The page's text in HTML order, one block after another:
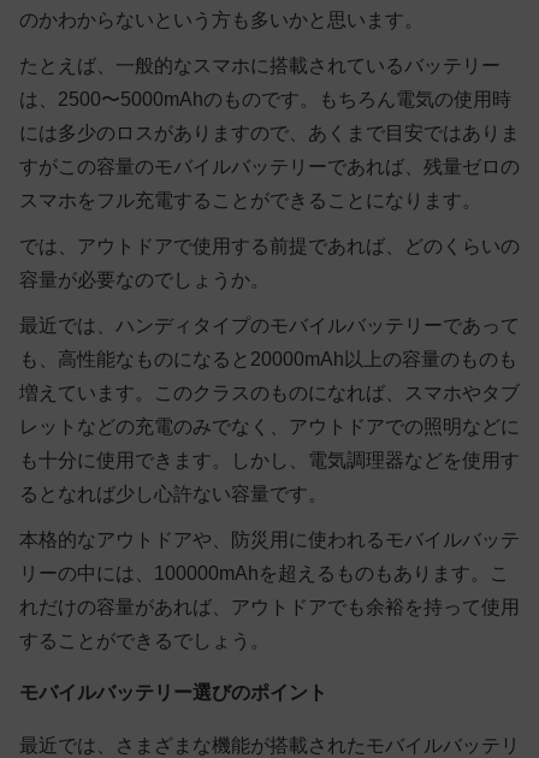
のかわからないという方も多いかと思います。
たとえば、一般的なスマホに搭載されているバッテリー
は、2500〜5000mAhのものです。もちろん電気の使用時
には多少のロスがありますので、あくまで目安ではありま
すがこの容量のモバイルバッテリーであれば、残量ゼロの
スマホをフル充電することができることになります。
では、アウトドアで使用する前提であれば、どのくらいの
容量が必要なのでしょうか。
最近では、ハンディタイプのモバイルバッテリーであって
も、高性能なものになると20000mAh以上の容量のものも
増えています。このクラスのものになれば、スマホやタブ
レットなどの充電のみでなく、アウトドアでの照明などに
も十分に使用できます。しかし、電気調理器などを使用す
るとなれば少し心許ない容量です。
本格的なアウトドアや、防災用に使われるモバイルバッテ
リーの中には、100000mAhを超えるものもあります。こ
れだけの容量があれば、アウトドアでも余裕を持って使用
することができるでしょう。
モバイルバッテリー選びのポイント
最近では、さまざまな機能が搭載されたモバイルバッテリ